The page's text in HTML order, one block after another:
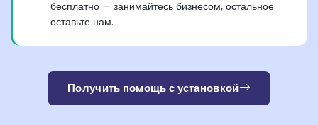
бесплатно — занимайтесь бизнесом, остальное
оставьте нам.
Получить помощь с установкой